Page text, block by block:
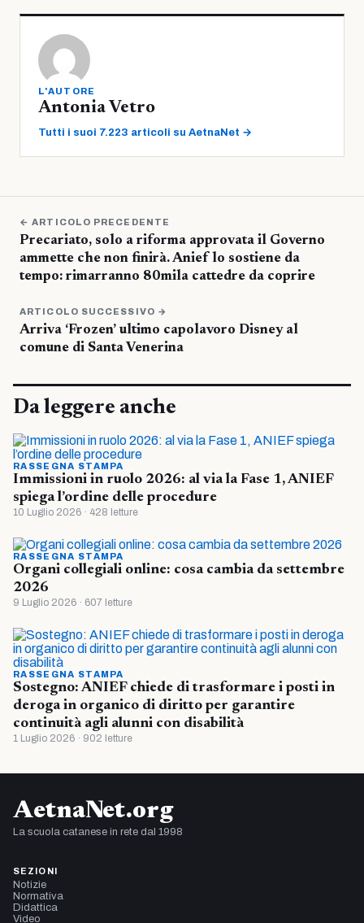
L'AUTORE
Antonia Vetro
Tutti i suoi 7.223 articoli su AetnaNet →
← ARTICOLO PRECEDENTE
Precariato, solo a riforma approvata il Governo
ammette che non finirà. Anief lo sostiene da
tempo: rimarranno 80mila cattedre da coprire
ARTICOLO SUCCESSIVO →
Arriva ‘Frozen’ ultimo capolavoro Disney al
comune di Santa Venerina
Da leggere anche
RASSEGNA STAMPA
Immissioni in ruolo 2026: al via la Fase 1, ANIEF
spiega l’ordine delle procedure
10 Luglio 2026 · 428 letture
RASSEGNA STAMPA
Organi collegiali online: cosa cambia da settembre
2026
9 Luglio 2026 · 607 letture
RASSEGNA STAMPA
Sostegno: ANIEF chiede di trasformare i posti in
deroga in organico di diritto per garantire
continuità agli alunni con disabilità
1 Luglio 2026 · 902 letture
AetnaNet.org
La scuola catanese in rete dal 1998
SEZIONI
Notizie
Normativa
Didattica
Video